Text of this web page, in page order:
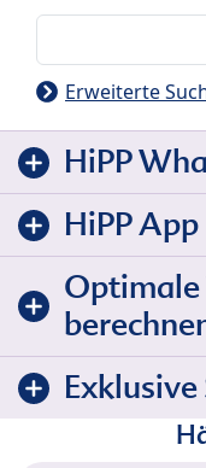
Erweiterte
HiPP
HiPP App
Optimale